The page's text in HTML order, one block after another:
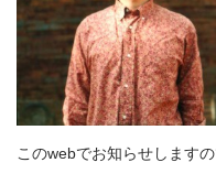
このwebでお知らせします